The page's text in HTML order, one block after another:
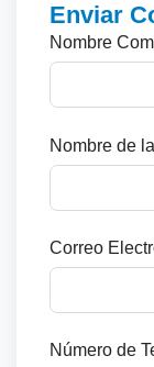
Enviar
Nombre
Nombre de
Correo
Número de